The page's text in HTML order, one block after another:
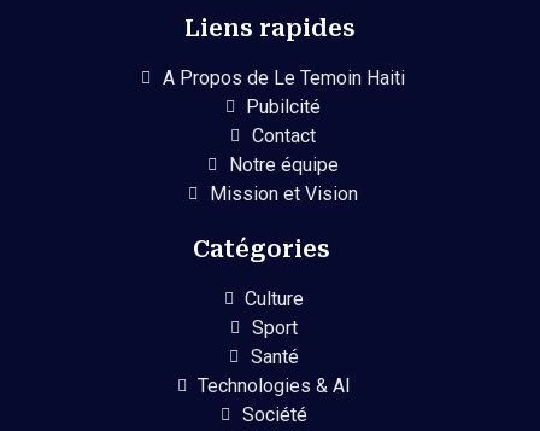
Liens rapides
A Propos de Le Temoin Haiti
Pubilcité
Contact
Notre équipe
Mission et Vision
Catégories
Culture
Sport
Santé
Technologies & AI
Société